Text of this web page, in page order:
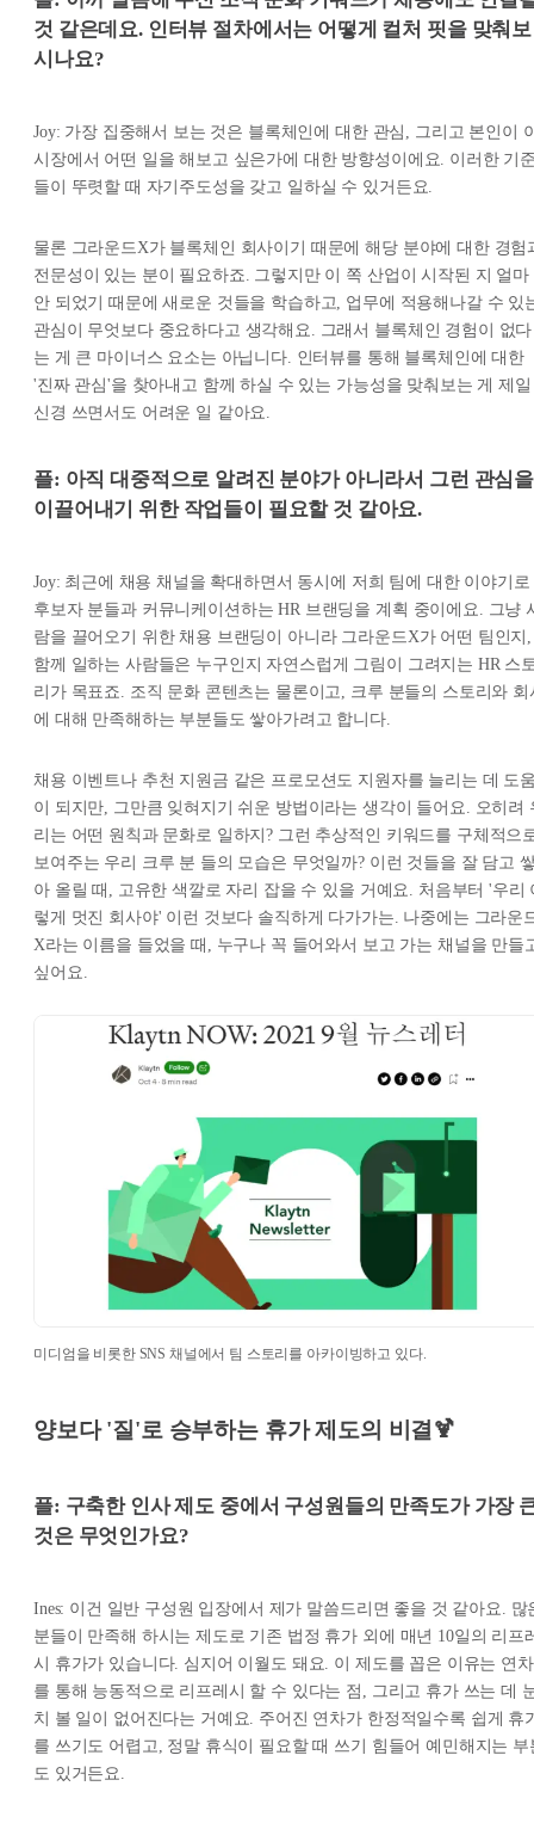
것 같은데요. 인터뷰 절차에서는 어떻게 컬처 핏을 맞춰보
시나요?
Joy: 가장 집중해서 보는 것은 블록체인에 대한 관심, 그리고 본인이
시장에서 어떤 일을 해보고 싶은가에 대한 방향성이에요. 이러한 기
들이 뚜렷할 때 자기주도성을 갖고 일하실 수 있거든요.
물론 그라운드X가 블록체인 회사이기 때문에 해당 분야에 대한 경험
전문성이 있는 분이 필요하죠. 그렇지만 이 쪽 산업이 시작된 지 얼마
안 되었기 때문에 새로운 것들을 학습하고, 업무에 적용해나갈 수 있
관심이 무엇보다 중요하다고 생각해요. 그래서 블록체인 경험이 없다
는 게 큰 마이너스 요소는 아닙니다. 인터뷰를 통해 블록체인에 대한
'진짜 관심'을 찾아내고 함께 하실 수 있는 가능성을 맞춰보는 게 제일
신경 쓰면서도 어려운 일 같아요.
플: 아직 대중적으로 알려진 분야가 아니라서 그런 관심을
이끌어내기 위한 작업들이 필요할 것 같아요.
Joy: 최근에 채용 채널을 확대하면서 동시에 저희 팀에 대한 이야기로
후보자 분들과 커뮤니케이션하는 HR 브랜딩을 계획 중이에요. 그냥
람을 끌어오기 위한 채용 브랜딩이 아니라 그라운드X가 어떤 팀인지,
함께 일하는 사람들은 누구인지 자연스럽게 그림이 그려지는 HR 스
리가 목표죠. 조직 문화 콘텐츠는 물론이고, 크루 분들의 스토리와 회
에 대해 만족해하는 부분들도 쌓아가려고 합니다.
채용 이벤트나 추천 지원금 같은 프로모션도 지원자를 늘리는 데 도
이 되지만, 그만큼 잊혀지기 쉬운 방법이라는 생각이 들어요. 오히려
리는 어떤 원칙과 문화로 일하지? 그런 추상적인 키워드를 구체적으
보여주는 우리 크루 분 들의 모습은 무엇일까? 이런 것들을 잘 담고
아 올릴 때, 고유한 색깔로 자리 잡을 수 있을 거예요. 처음부터 '우리
렇게 멋진 회사야' 이런 것보다 솔직하게 다가가는. 나중에는 그라운
X라는 이름을 들었을 때, 누구나 꼭 들어와서 보고 가는 채널을 만들
싶어요.
미디엄을 비롯한 SNS 채널에서 팀 스토리를 아카이빙하고 있다.
양보다 '질'로 승부하는 휴가 제도의 비결🍹
플: 구축한 인사 제도 중에서 구성원들의 만족도가 가장
것은 무엇인가요?
Ines: 이건 일반 구성원 입장에서 제가 말씀드리면 좋을 것 같아요. 많
분들이 만족해 하시는 제도로 기존 법정 휴가 외에 매년 10일의 리프
시 휴가가 있습니다. 심지어 이월도 돼요. 이 제도를 꼽은 이유는 연차
를 통해 능동적으로 리프레시 할 수 있다는 점, 그리고 휴가 쓰는 데
치 볼 일이 없어진다는 거예요. 주어진 연차가 한정적일수록 쉽게 휴
를 쓰기도 어렵고, 정말 휴식이 필요할 때 쓰기 힘들어 예민해지는 부
도 있거든요.